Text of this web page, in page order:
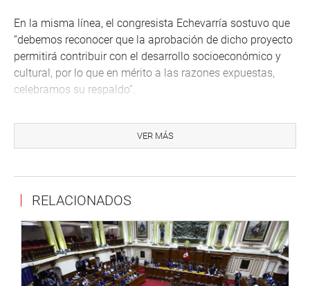
En la misma línea, el congresista Echevarría sostuvo que
“debemos reconocer que la aprobación de dicho proyecto
permitirá contribuir con el desarrollo socioeconómico y
cultural, por lo que en mérito a las razones expuestas,
celebramos su respaldo”.
los parlamentarios a visitar la región altiplánica y conocer
de cerca sus atractivos. “Empezando por su persona (al
playas. No vaya a pensar que no tenemos playas,
amanecer frente a la inmensidad del lago. Hay que dormir
en Chucuito; existe infraestructura hotelera de buen
confort y calidad”, expresó.
VER MÁS
RELACIONADOS